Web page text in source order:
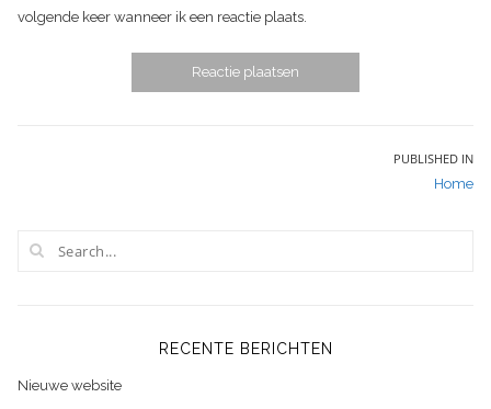
volgende keer wanneer ik een reactie plaats.
PUBLISHED IN
Home
RECENTE BERICHTEN
Nieuwe website